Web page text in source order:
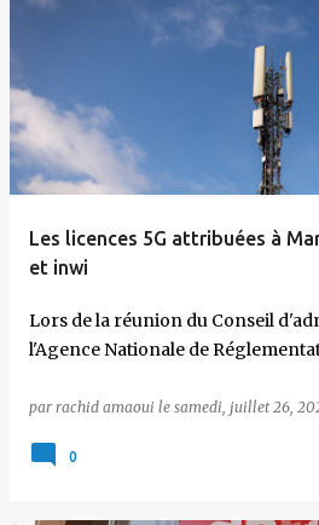
Les licences 5G attribuées à
et inwi
Lors de la réunion du Conseil
l'Agence Nationale de
par rachid amaoui le samedi, juillet 26,
0